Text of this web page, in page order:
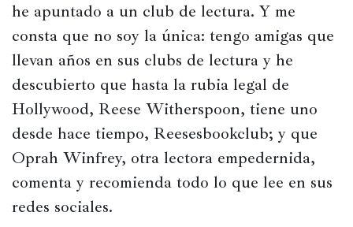
he apuntado a un club de lectura. Y me
consta que no soy la única: tengo amigas que
llevan años en sus clubs de lectura y he
descubierto que hasta la rubia legal de
Hollywood, Reese Witherspoon, tiene uno
desde hace tiempo, Reesesbookclub; y que
Oprah Winfrey, otra lectora empedernida,
comenta y recomienda todo lo que lee en sus
redes sociales.